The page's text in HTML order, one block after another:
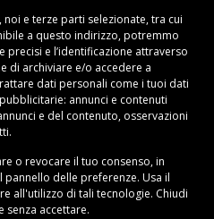
e terze parti selezionate, tra cui
a questo indirizzo, potremmo
e l’identificazione attraverso
di archiviare e/o accedere a
dati personali come i tuoi dati
annunci e contenuti
e del contenuto, osservazioni
o revocare il tuo consenso, in
delle preferenze. Usa il
all'utilizzo di tali tecnologie. Chiudi
senza accettare.
di sparare chiodi che hanno
– elicoidali oppure lisci a
compressa: ideali in
per sparare chiodi fino a
per lavori massivi e
l’arco della giornata;